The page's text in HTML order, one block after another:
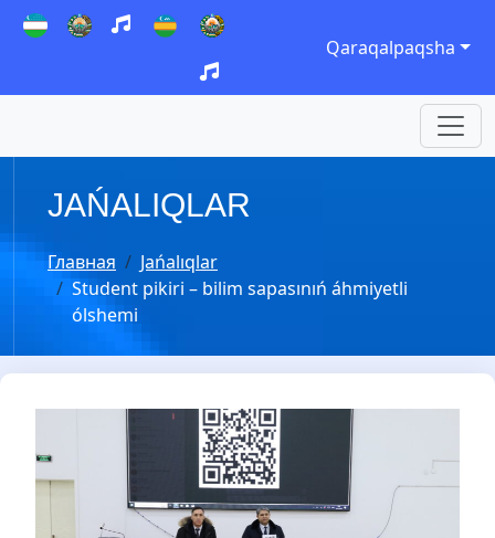
Qaraqalpaqsha
JAŃALIQLAR
Главная
Jańalıqlar
Student pikiri – bilim sapasınıń áhmiyetli
ólshemi